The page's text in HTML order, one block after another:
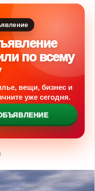
по всему
вещи, бизнес и
уже сегодня.